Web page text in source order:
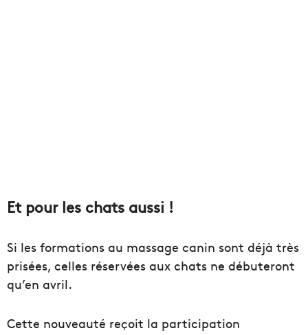
Et pour les chats aussi !
Si les formations au massage canin sont déjà très
prisées, celles réservées aux chats ne débuteront
qu’en avril.
Cette nouveauté reçoit la participation